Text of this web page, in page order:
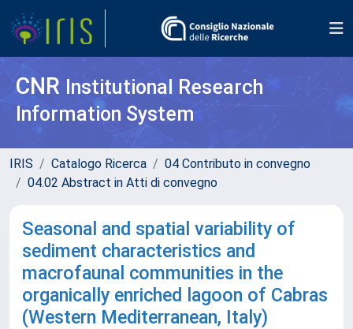
CNR Institutional Research
Information System
IRIS Catalogo Ricerca
04 Contributo in convegno
04.02 Abstract in Atti di convegno
Seasonal and spatial variability of
sediment characteristics and
macrofaunal communities in the
organically enriched lagoon of Cabras
(Western Mediterranean, Italy)